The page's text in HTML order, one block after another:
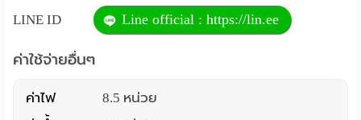
LINE ID Line official : https://lin.ee
ค่าใช้จ่ายอื่นๆ
ค่าไฟ
8.5 หน่วย